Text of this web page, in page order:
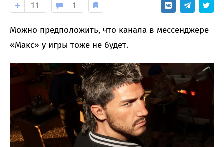
11 1
Можно предположить, что канала в мессенджере
«Макс» у игры тоже не будет.